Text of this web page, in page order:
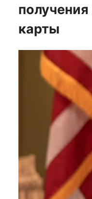
получения
карты